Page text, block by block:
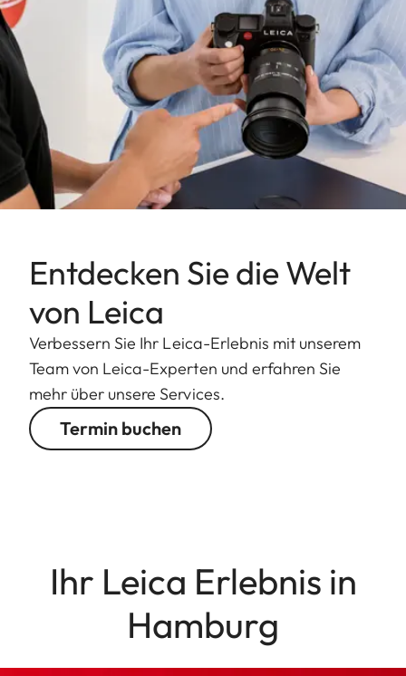
Entdecken Sie die Welt
von Leica
Verbessern Sie Ihr Leica-Erlebnis mit unserem
Team von Leica-Experten und erfahren Sie
mehr über unsere Services.
Termin buchen
Ihr Leica Erlebnis in
Hamburg